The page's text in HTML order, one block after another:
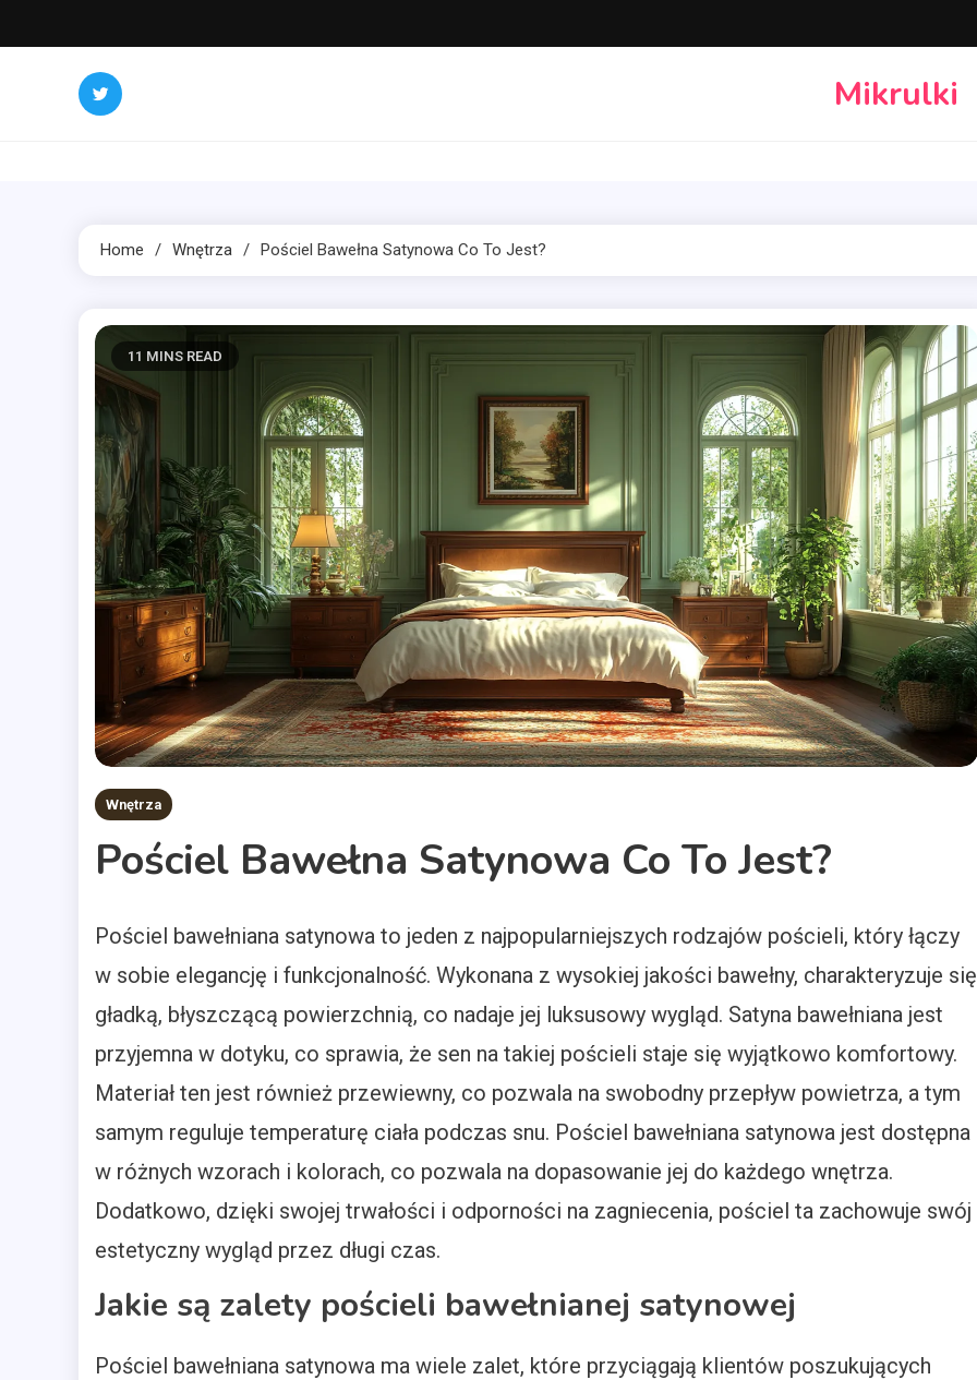
to
Mikrulki
Home Wnętrza Pościel Bawełna Satynowa Co To Jest?
11 MINS READ
Wnętrza
Pościel Bawełna Satynowa Co To Jest?
Pościel bawełniana satynowa to jeden z najpopularniejszych rodzajów pościeli, który łączy
w sobie elegancję i funkcjonalność. Wykonana z wysokiej jakości bawełny, charakteryzuje się
gładką, błyszczącą powierzchnią, co nadaje jej luksusowy wygląd. Satyna bawełniana jest
przyjemna w dotyku, co sprawia, że sen na takiej pościeli staje się wyjątkowo komfortowy.
Materiał ten jest również przewiewny, co pozwala na swobodny przepływ powietrza, a tym
samym reguluje temperaturę ciała podczas snu. Pościel bawełniana satynowa jest dostępna
w różnych wzorach i kolorach, co pozwala na dopasowanie jej do każdego wnętrza.
Dodatkowo, dzięki swojej trwałości i odporności na zagniecenia, pościel ta zachowuje swój
estetyczny wygląd przez długi czas.
Jakie są zalety pościeli bawełnianej satynowej
Pościel bawełniana satynowa ma wiele zalet, które przyciągają klientów poszukujących